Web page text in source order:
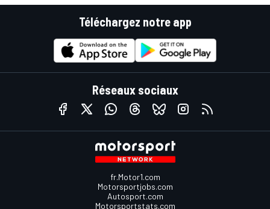
Téléchargez notre app
Réseaux sociaux
fr.Motor1.com
Motorsportjobs.com
Autosport.com
Motorsportstats.com